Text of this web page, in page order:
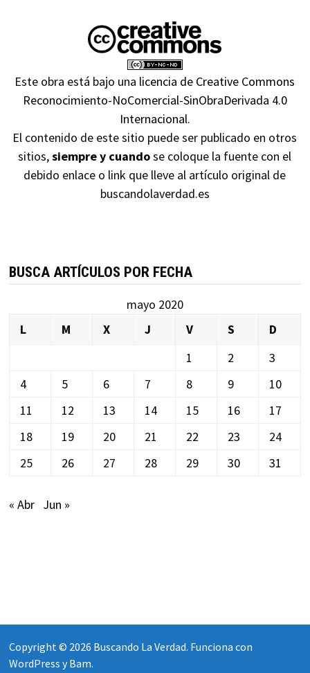
Este obra está bajo una licencia de Creative Commons
Reconocimiento-NoComercial-SinObraDerivada 4.0
Internacional.
El contenido de este sitio puede ser publicado en otros
sitios,siempre y cuandose coloque la fuente con el
debido enlace o link que lleve al artículo original de
buscandolaverdad.es
BUSCA ARTÍCULOS POR FECHA
mayo 2020
L
M X J V S
D
1
2
3
4
5 6 7 8 9
10
11
12 13 14 15 16
17
18
19 20 21 22 23
24
25
26 27 28 29 30 31
« Abr Jun »
Copyright © 2026 Buscando La Verdad. Funciona con
WordPress yBam.